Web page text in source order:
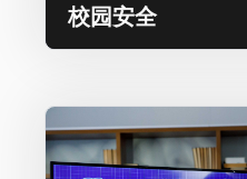
校园安全